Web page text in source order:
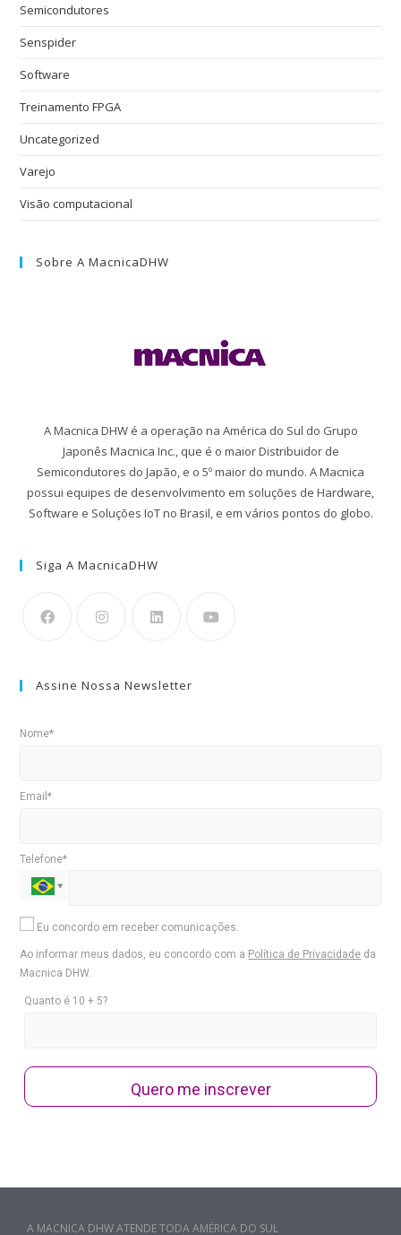
Semicondutores
Senspider
Software
Treinamento FPGA
Uncategorized
Varejo
Visão computacional
Sobre A MacnicaDHW
A Macnica DHW é a operação na América do Sul do Grupo
Japonês Macnica Inc., que é o maior Distribuidor de
Semicondutores do Japão, e o 5º maior do mundo. A Macnica
possui equipes de desenvolvimento em soluções de Hardware,
Software e Soluções IoT no Brasil, e em vários pontos do globo.
Siga A MacnicaDHW
Assine Nossa Newsletter
Nome*
Email*
Telefone*
Eu concordo em receber comunicações.
Ao informar meus dados, eu concordo com a Política de Privacidade da
Macnica DHW.
Quanto é 10 + 5?
Quero me inscrever
A MACNICA DHW ATENDE TODA AMÉRICA DO SUL